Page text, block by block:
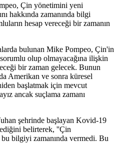
Çin yönetimini yeni
hakkında zamanında bilgi
hesap vereceği bir zamanın
bulunan Mike Pompeo, Çin'in
olup olmayacağına ilişkin
bir zaman gelecek. Bunun
Amerikan ve sonra küresel
başlatmak için mevcut
ancak suçlama zamanı
şehrinde başlayan Kovid-19
belirterek, ''Çin
bilgiyi zamanında vermedi. Bu